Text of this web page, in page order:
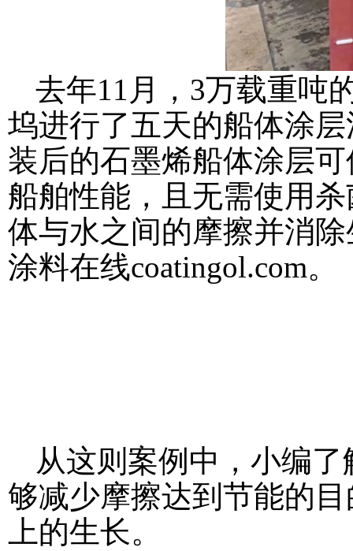
去年11月，3万载重吨
坞进行了五天的船体涂
装后的石墨烯船体涂层
船舶性能，且无需使用
体与水之间的摩擦并消
涂料在线coatingol.com。
从这则案例中，小编
够减少摩擦达到节能的
上的生长。